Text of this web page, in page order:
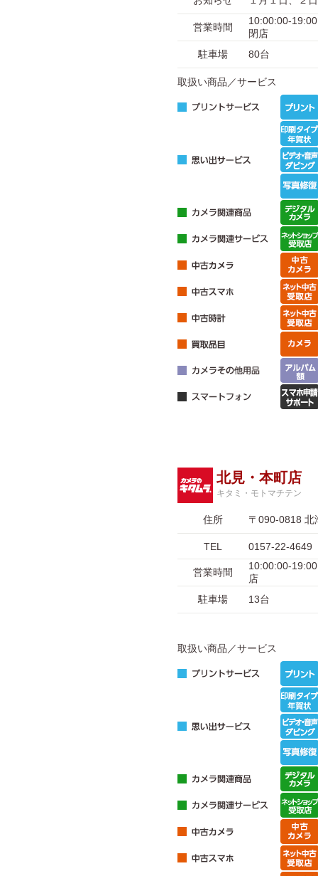
営業時間
10:00:00-
閉店
駐車場
80台
取扱い商品／サービス
北見・本町店
キタミ・モトマチテン
住所 〒090-0818 北
TEL 0157-22-4649
営業時間
10:00:00-
店
駐車場
13台
取扱い商品／サービス